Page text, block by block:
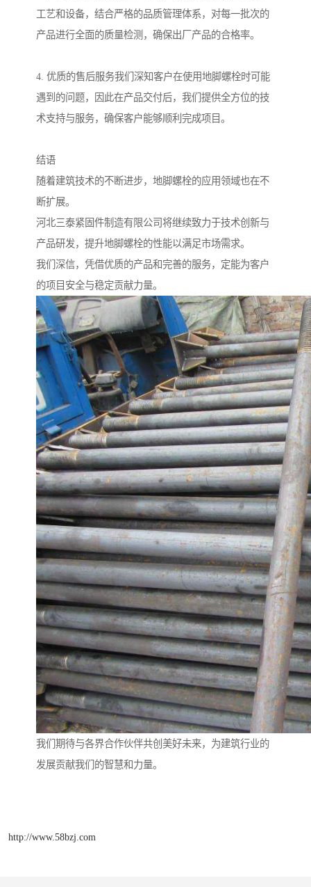
工艺和设备，结合严格的品质管理体系，对每一批次的
产品进行全面的质量检测，确保出厂产品的合格率。
4. 优质的售后服务我们深知客户在使用地脚螺栓时可能
遇到的问题，因此在产品交付后，我们提供全方位的技
术支持与服务，确保客户能够顺利完成项目。
结语
随着建筑技术的不断进步，地脚螺栓的应用领域也在不
断扩展。
河北三泰紧固件制造有限公司将继续致力于技术创新与
产品研发，提升地脚螺栓的性能以满足市场需求。
我们深信，凭借优质的产品和完善的服务，定能为客户
的项目安全与稳定贡献力量。
我们期待与各界合作伙伴共创美好未来，为建筑行业的
发展贡献我们的智慧和力量。
http://www.58bzj.com